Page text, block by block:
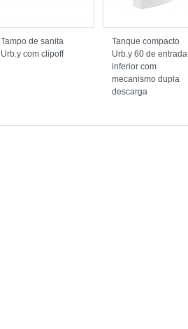
Tampo de sanita
Urb.y com clipoff
Tanque compacto
Urb.y 60 de entrada
inferior com
mecanismo dupla
descarga